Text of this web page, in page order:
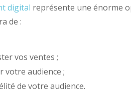
digital représente une énorme
de :
vos ventes ;
votre audience ;
de votre audience.